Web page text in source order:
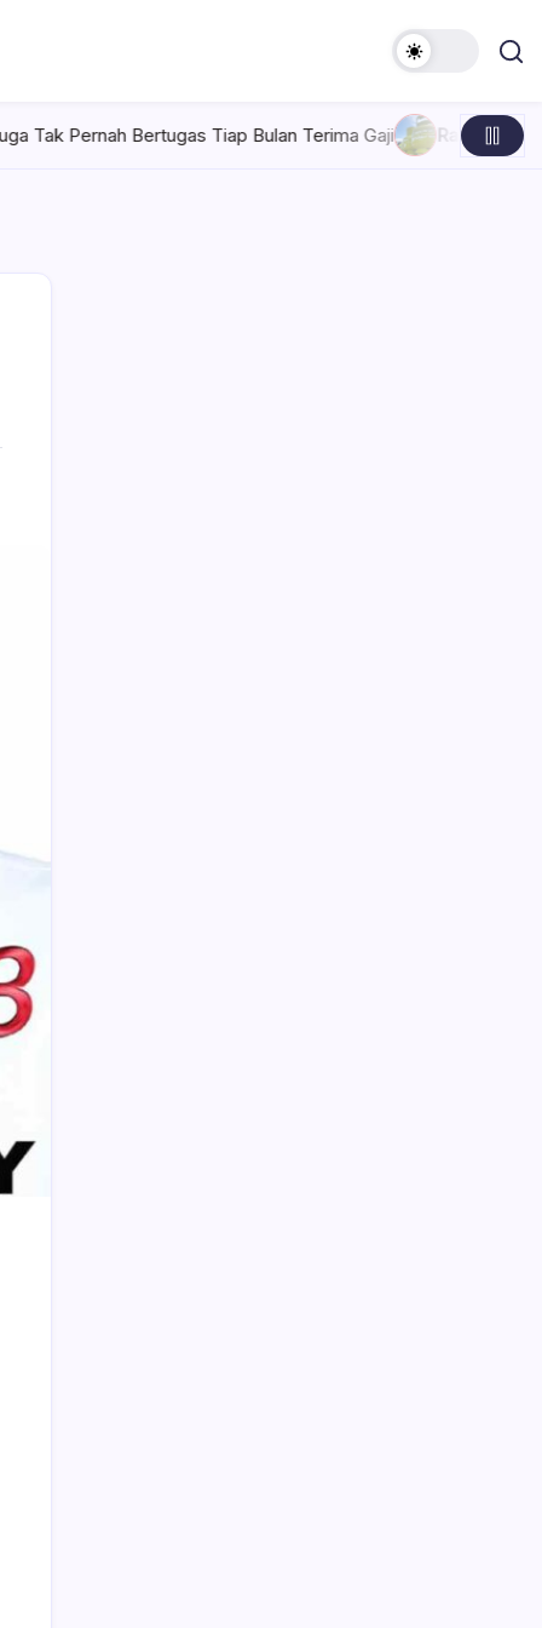
Tiap Bulan Terima Gaji Rabu, Agustus 5, 2026 , 7:30 AM